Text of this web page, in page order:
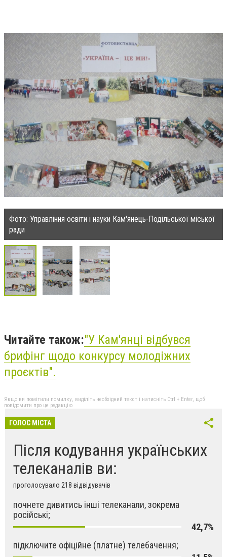
Фото: Управління освіти і науки Кам'янець-Подільської міської
ради
Читайте також:"У Кам'янці відбувся
брифінг щодо конкурсу молодіжних
проєктів".
Якщо ви помітили помилку, виділіть необхідний текст і натисніть Ctrl + Enter, щоб
повідомити про це редакцію
ГОЛОС МІСТА
Після кодування українських
телеканалів ви:
проголосувало 218 відвідувачів
почнете дивитись інші телеканали, зокрема
російські;
42,7%
підключите офіційне (платне) телебачення;